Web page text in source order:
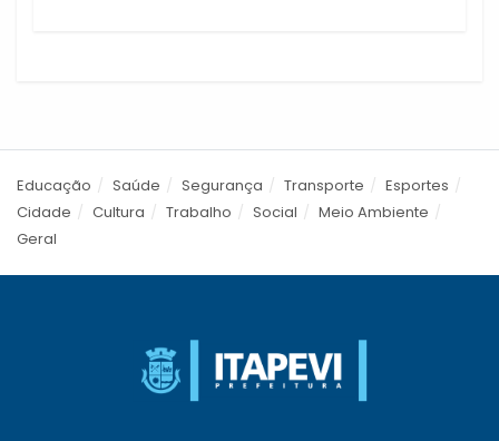
Educação Saúde Segurança Transporte
Esportes
Cidade
Cultura Trabalho Social
Meio Ambiente
Geral